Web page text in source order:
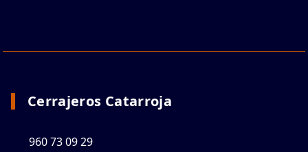
Cerrajeros Catarroja
960 73 09 29